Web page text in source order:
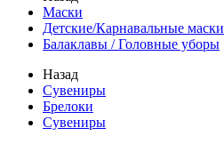
Маски
Детские/Карнавальные маски
Балаклавы / Головные уборы
Назад
Сувениры
Брелоки
Сувениры